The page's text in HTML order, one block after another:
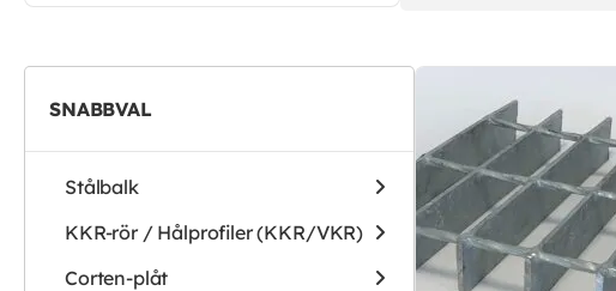
SNABBVAL
Stålbalk
KKR-rör / Hålprofiler (KKR/VKR)
Corten-plåt